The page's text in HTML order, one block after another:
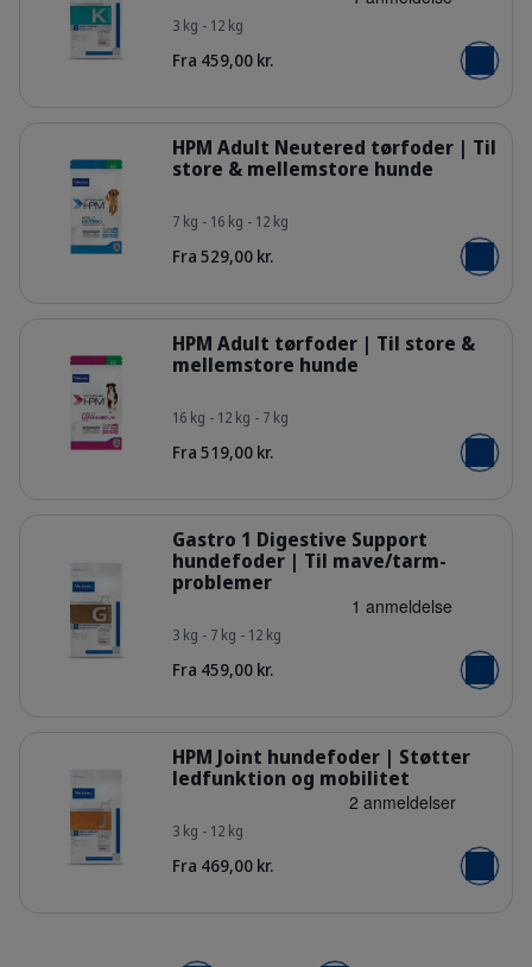
3 kg - 12 kg
Fra 459,00 kr. Læg i
HQ_HPM_Packaging-without-
HPM Adult Neutered tørfoder | Til
store & mellemstore hunde
7 kg - 16 kg - 12 kg
Fra 529,00 kr. Læg i
HQ_HPM_Packaging-without-
HPM Adult tørfoder | Til store &
mellemstore hunde
16 kg - 12 kg - 7 kg
Fra 519,00 kr. Læg i
Bag_HPM-
Gastro 1 Digestive Support
hundefoder | Til mave/tarm-
problemer
3 kg - 7 kg - 12 kg
Fra 459,00 kr. Læg i
HPM Joint hundefoder | Støtter
ledfunktion og mobilitet
3 kg - 12 kg
Fra 469,00 kr. Læg i